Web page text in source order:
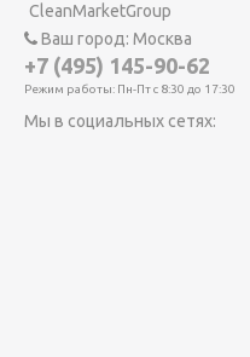
CleanMarketGroup
Ваш город: Москва
+7 (495) 145-90-62
Режим работы: Пн-Пт с 8:30 до 17:30
Мы в социальных сетях: